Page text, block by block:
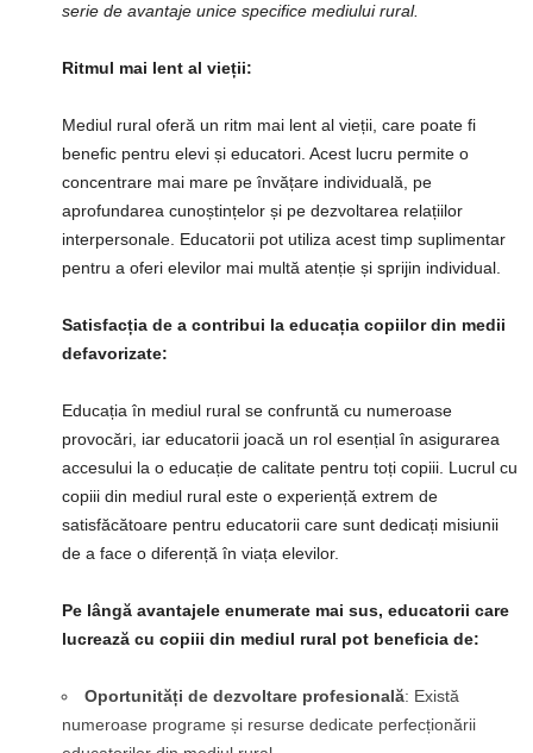
serie de avantaje unice specifice mediului rural.
Ritmul mai lent al vieții:
Mediul rural oferă un ritm mai lent al vieții, care poate fi
benefic pentru elevi și educatori. Acest lucru permite o
concentrare mai mare pe învățare individuală, pe
aprofundarea cunoștințelor și pe dezvoltarea relațiilor
interpersonale. Educatorii pot utiliza acest timp suplimentar
pentru a oferi elevilor mai multă atenție și sprijin individual.
Satisfacția de a contribui la educația copiilor din medii
defavorizate:
Educația în mediul rural se confruntă cu numeroase
provocări, iar educatorii joacă un rol esențial în asigurarea
accesului la o educație de calitate pentru toți copiii. Lucrul cu
copiii din mediul rural este o experiență extrem de
satisfăcătoare pentru educatorii care sunt dedicați misiunii
de a face o diferență în viața elevilor.
Pe lângă avantajele enumerate mai sus, educatorii care
lucrează cu copiii din mediul rural pot beneficia de:
Oportunități de dezvoltare profesională: Există
numeroase programe și resurse dedicate perfecționării